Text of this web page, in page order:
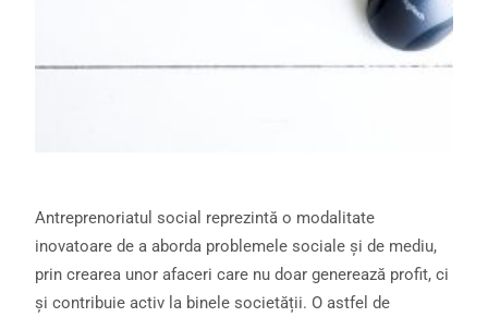
Antreprenoriatul social reprezintă o modalitate
inovatoare de a aborda problemele sociale și de mediu,
prin crearea unor afaceri care nu doar generează profit, ci
și contribuie activ la binele societății. O astfel de